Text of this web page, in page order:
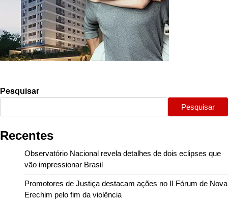
Pesquisar
Pesquisar
Recentes
Observatório Nacional revela detalhes de dois eclipses que
vão impressionar Brasil
Promotores de Justiça destacam ações no II Fórum de Nova
Erechim pelo fim da violência